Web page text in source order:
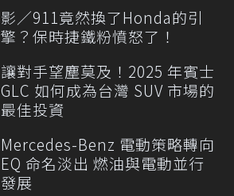
影／911竟然換了Honda的引
擎？保時捷鐵粉憤怒了！
讓對手望塵莫及！2025 年賓士
GLC 如何成為台灣 SUV 市場的
最佳投資
Mercedes-Benz 電動策略轉向
EQ 命名淡出 燃油與電動並行
發展